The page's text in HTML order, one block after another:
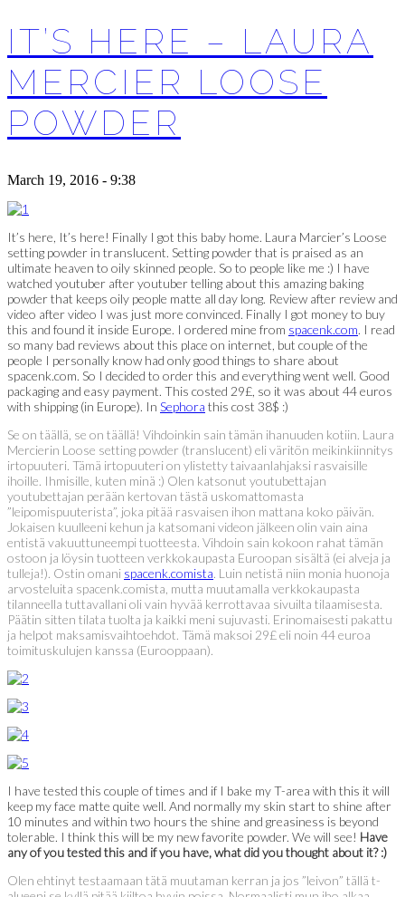
IT’S HERE – LAURA
MERCIER LOOSE
POWDER
March 19, 2016 - 9:38
It’s here, It’s here! Finally I got this baby home. Laura Marcier’s Loose
setting powder in translucent. Setting powder that is praised as an
ultimate heaven to oily skinned people. So to people like me :) I have
watched youtuber after youtuber telling about this amazing baking
powder that keeps oily people matte all day long. Review after review and
video after video I was just more convinced. Finally I got money to buy
this and found it inside Europe. I ordered mine from spacenk.com. I read
so many bad reviews about this place on internet, but couple of the
people I personally know had only good things to share about
spacenk.com. So I decided to order this and everything went well. Good
packaging and easy payment. This costed 29£, so it was about 44 euros
with shipping (in Europe). In Sephora this cost 38$ :)
Se on täällä, se on täällä! Vihdoinkin sain tämän ihanuuden kotiin. Laura
Mercierin Loose setting powder (translucent) eli väritön meikinkiinnitys
irtopuuteri. Tämä irtopuuteri on ylistetty taivaanlahjaksi rasvaisille
ihoille. Ihmisille, kuten minä :) Olen katsonut youtubettajan
youtubettajan perään kertovan tästä uskomattomasta
”leipomispuuterista”, joka pitää rasvaisen ihon mattana koko päivän.
Jokaisen kuulleeni kehun ja katsomani videon jälkeen olin vain aina
entistä vakuuttuneempi tuotteesta. Vihdoin sain kokoon rahat tämän
ostoon ja löysin tuotteen verkkokaupasta Euroopan sisältä (ei alveja ja
tulleja!). Ostin omani spacenk.comista. Luin netistä niin monia huonoja
arvosteluita spacenk.comista, mutta muutamalla verkkokaupasta
tilanneella tuttavallani oli vain hyvää kerrottavaa sivuilta tilaamisesta.
Päätin sitten tilata tuolta ja kaikki meni sujuvasti. Erinomaisesti pakattu
ja helpot maksamisvaihtoehdot. Tämä maksoi 29£ eli noin 44 euroa
toimituskulujen kanssa (Eurooppaan).
I have tested this couple of times and if I bake my T-area with this it will
keep my face matte quite well. And normally my skin start to shine after
10 minutes and within two hours the shine and greasiness is beyond
tolerable. I think this will be my new favorite powder. We will see! Have
any of you tested this and if you have, what did you thought about it? :)
Olen ehtinyt testaamaan tätä muutaman kerran ja jos ”leivon” tällä t-